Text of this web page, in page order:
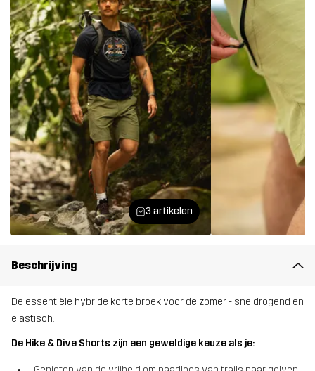
3 artikelen
Beschrijving
De essentiële hybride korte broek voor de zomer - sneldrogend en
elastisch.
De Hike & Dive Shorts zijn een geweldige keuze als je: